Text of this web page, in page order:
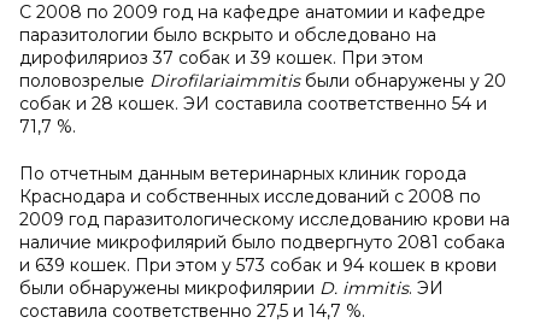
С 2008 по 2009 год на кафедре анатомии и кафедре
паразитологии было вскрыто и обследовано на
дирофиляриоз 37 собак и 39 кошек. При этом
половозрелые Dirofilariaimmitisбыли обнаружены у 20
собак и 28 кошек. ЭИ составила соответственно 54 и
71,7 %.
По отчетным данным ветеринарных клиник города
Краснодара и собственных исследований с 2008 по
2009 год паразитологическому исследованию крови на
наличие микрофилярий было подвергнуто 2081 собака
и 639 кошек. При этом у 573 собак и 94 кошек в крови
были обнаружены микрофилярии D. immitis. ЭИ
составила соответственно 27,5 и 14,7 %.